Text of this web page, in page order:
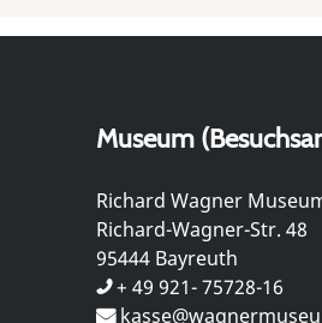
Museum
Richard Wagner
Richard-Wagner-Str. 48
95444 Bayreuth
+ 49 921- 75728-16